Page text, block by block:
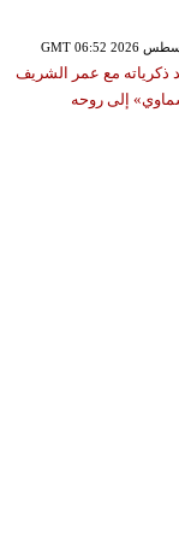
ذكرياته مع عمر الشريف
إلى روحه